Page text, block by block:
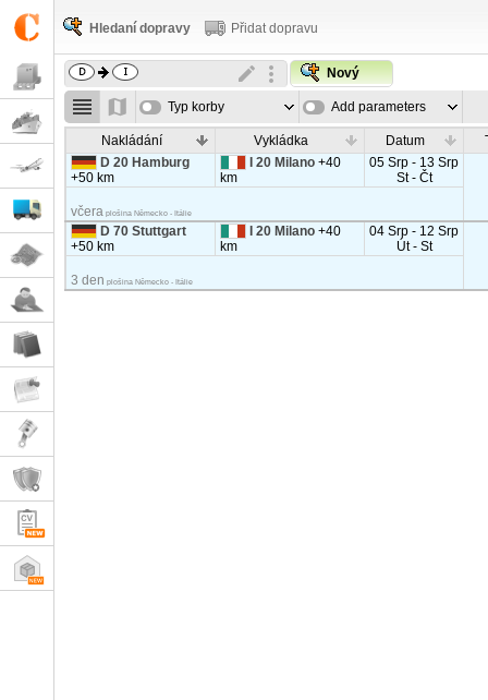
Hledaní dopravy Přidat dopravu
Nový
Typ korby Add parameters
Nakládání Vykládka Datum
D 20 Hamburg
+50 km
I 20 Milano+40
km
05 Srp - 13 Srp
St - Čt
včera plošina Německo - Itálie
D 70 Stuttgart
+50 km
I 20 Milano+40
km
04 Srp - 12 Srp
Út - St
3 den plošina Německo - Itálie